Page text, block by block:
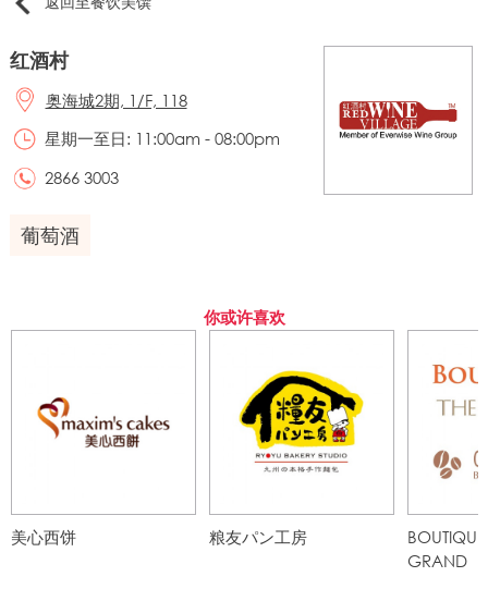
红酒村
奥海城2期, 1/F, 118
星期一至日: 11:00am - 08:00pm
2866 3003
葡萄酒
你或许喜欢
美心西饼 粮友パン工房
GRAND